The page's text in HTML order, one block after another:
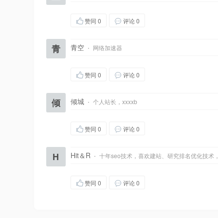
赞同 0 评论 0
青 青空 · 网络加速器
赞同 0 评论 0
倾 倾城 · 个人站长，xxxxb
赞同 0 评论 0
H Hit＆R · 十年seo技术，喜欢建站、研究排名优化技术
赞同 0 评论 0